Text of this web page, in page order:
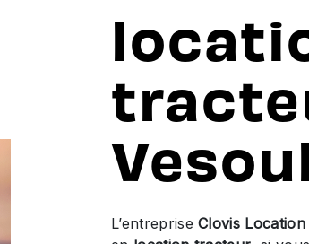
L’entrepriseClovis Location